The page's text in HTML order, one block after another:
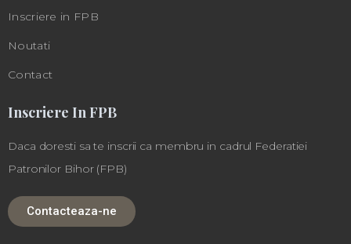
Inscriere in FPB
Noutati
Contact
Inscriere In FPB
Daca doresti sa te inscrii ca membru in cadrul Federatiei
Patronilor Bihor (FPB)
Contacteaza-ne